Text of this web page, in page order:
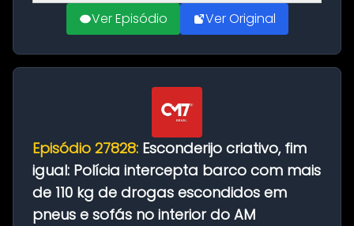
Ver Episódio Ver Original
Episódio 27828: Esconderijo criativo, fim
igual: Polícia intercepta barco com mais
de 110 kg de drogas escondidos em
pneus e sofás no interior do AM